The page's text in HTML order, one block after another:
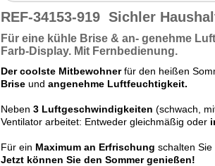
REF-34153-919 Sichler
Für eine kühle Brise & an- genehme
Farb-Display. Mit Fernbedienung.
Der coolste Mitbewohnerfür den heißen
Brise und angenehme Luftfeuchtigkeit.
Neben 3 Luftgeschwindigkeiten (schwach,
Ventilator arbeitet: Entweder gleichmäßig oder
Für ein Maximum an Erfrischung schalten
Jetzt können Sie den Sommer genießen!